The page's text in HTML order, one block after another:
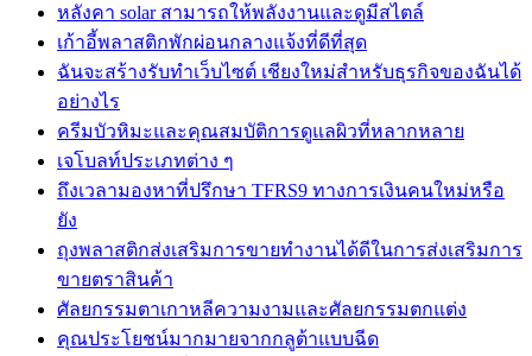
หลังคา solar สามารถให้พลังงานและดูมีสไตล์
เก้าอี้พลาสติกพักผ่อนกลางแจ้งที่ดีที่สุด
ฉันจะสร้างรับทำเว็บไซต์ เชียงใหม่สำหรับธุรกิจของฉันได้
อย่างไร
ครีมบัวหิมะและคุณสมบัติการดูแลผิวที่หลากหลาย
เจโบลท์ประเภทต่าง ๆ
ถึงเวลามองหาที่ปรึกษา TFRS9 ทางการเงินคนใหม่หรือ
ยัง
ถุงพลาสติกส่งเสริมการขายทำงานได้ดีในการส่งเสริมการ
ขายตราสินค้า
ศัลยกรรมตาเกาหลีความงามและศัลยกรรมตกแต่ง
คุณประโยชน์มากมายจากกลูต้าแบบฉีด